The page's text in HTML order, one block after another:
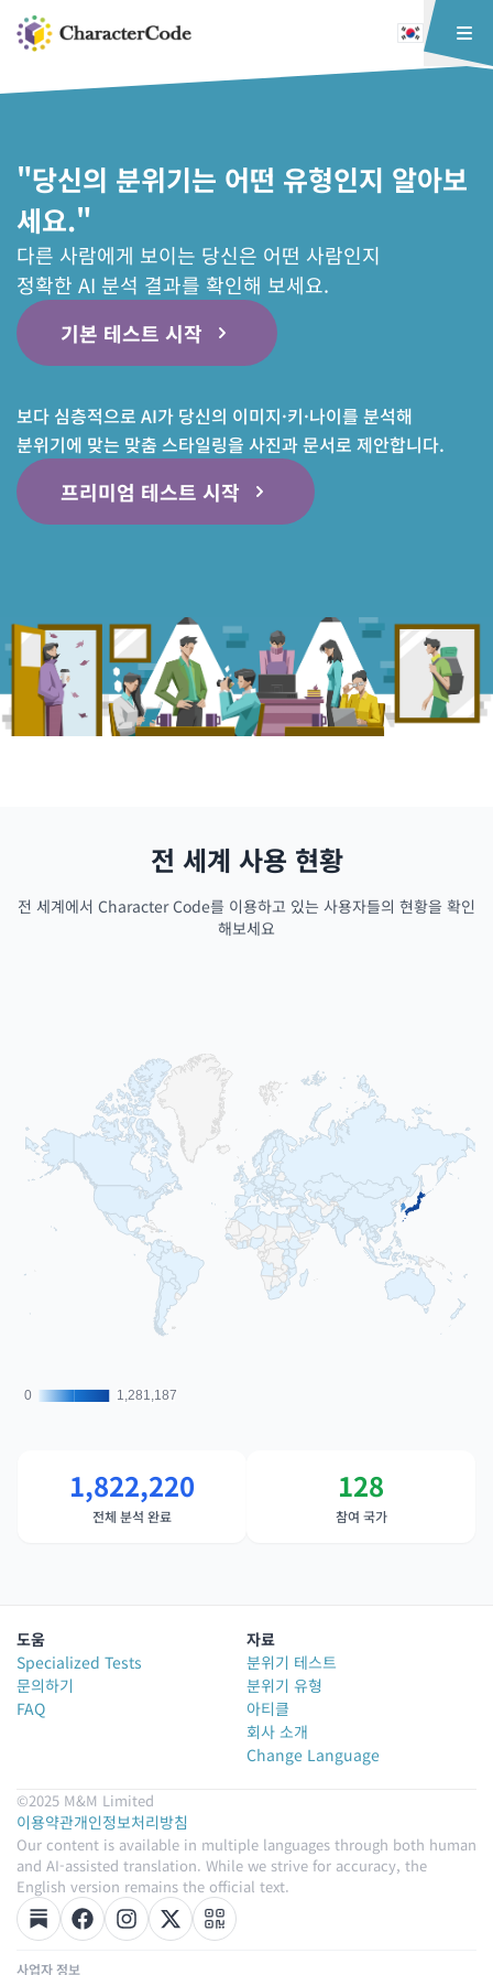
"당신의 분위기는 어떤 유형인지 알아보
세요."
다른 사람에게 보이는 당신은 어떤 사람인지
정확한 AI 분석 결과를 확인해 보세요.
기본 테스트 시작
보다 심층적으로 AI가 당신의 이미지·키·나이를 분석해
분위기에 맞는 맞춤 스타일링을 사진과 문서로 제안합니다.
프리미엄 테스트 시작
전 세계 사용 현황
전 세계에서 Character Code를 이용하고 있는 사용자들의 현황을 확인
해보세요
0
0 1,281,187
1,281,187
1,822,220
전체 분석 완료
128
참여 국가
도움
Specialized Tests
문의하기
FAQ
자료
분위기 테스트
분위기 유형
아티클
회사 소개
Change Language
©2025 M&M Limited
이용약관개인정보처리방침
Our content is available in multiple languages through both human
and AI-assisted translation. While we strive for accuracy, the
English version remains the official text.
사업자 정보